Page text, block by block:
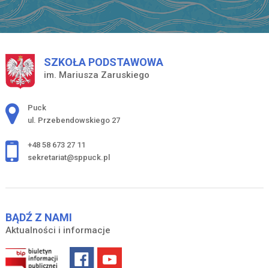
SZKOŁA PODSTAWOWA
im. Mariusza Zaruskiego
Adres pocztowy:
Puck
ul. Przebendowskiego 27
+48 58 673 27 11
sekretariat@sppuck.pl
BĄDŹ Z NAMI
Aktualności i informacje